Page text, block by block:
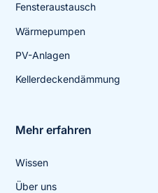
Fensteraustausch
Wärmepumpen
PV-Anlagen
Kellerdeckendämmung
Mehr erfahren
Wissen
Über uns